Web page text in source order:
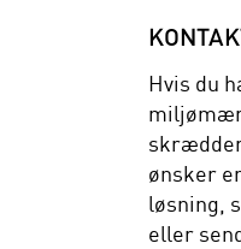
Hvis du
ønsker
løsning,
eller